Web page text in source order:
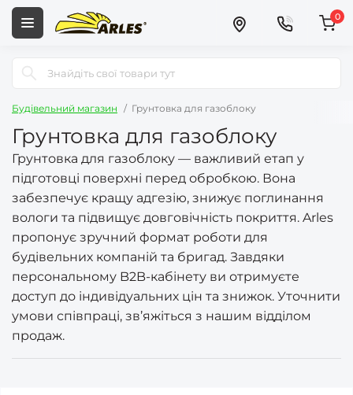
0
Будівельний магазин Грунтовка для газоблоку
Грунтовка для газоблоку
Грунтовка для газоблоку — важливий етап у
підготовці поверхні перед обробкою. Вона
забезпечує кращу адгезію, знижує поглинання
вологи та підвищує довговічність покриття. Arles
пропонує зручний формат роботи для
будівельних компаній та бригад. Завдяки
персональному B2B-кабінету ви отримуєте
доступ до індивідуальних цін та знижок. Уточнити
умови співпраці, зв’яжіться з нашим відділом
продаж.